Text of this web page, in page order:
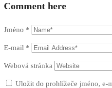
Comment here
Jméno *
E-mail *
Webová stránka
Uložit do prohlížeče jméno, e-